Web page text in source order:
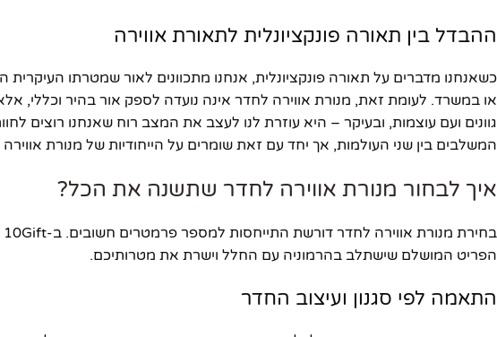
ההבדל בין תאורה פונקציונלית לתאורת אווירה
כשאנחנו מדברים על תאורה פונקציונלית, אנחנו מתכוונים לאור שמטרתו
או במשרד. לעומת זאת, מנורת אווירה לחדר אינה נועדה לספק אור בהיר וכללי,
המשלבים בין שני העולמות, אך יחד עם זאת שומרים על הייחודיות של מנורת אווירה
איך לבחור מנורת אווירה לחדר שתשנה את הכל?
הפריט המושלם שישתלב בהרמוניה עם החלל וישרת את מטרותיכם.
התאמה לפי סגנון ועיצוב החדר
פייסבוק